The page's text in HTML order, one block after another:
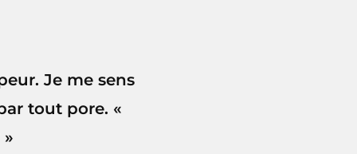
Je me sens
tout pore. «